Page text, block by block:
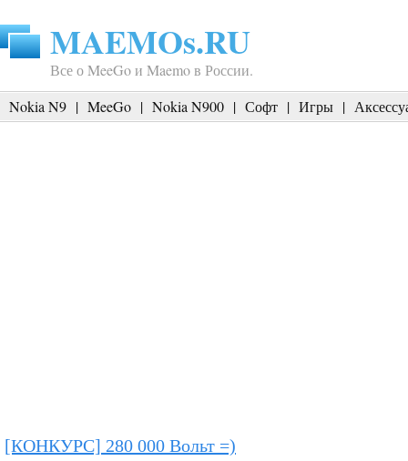
MAEMOs.RU
Все о MeeGo и Maemo в России.
Nokia N9 | MeeGo | Nokia N900 | Софт | Игры |
[КОНКУРС] 280 000 Вольт =)